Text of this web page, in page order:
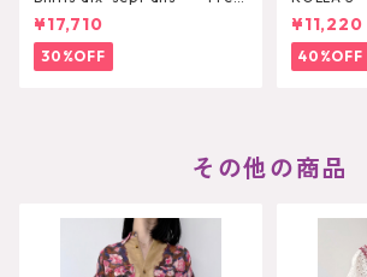
h Pearl Pendant
¥17,710
30%OFF
SHIRT
¥11,220
40%OFF
その他の商品